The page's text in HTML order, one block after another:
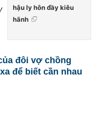
hậu ly hôn đầy kiêu
hãnh
đôi vợ chồng
để biết cần nhau